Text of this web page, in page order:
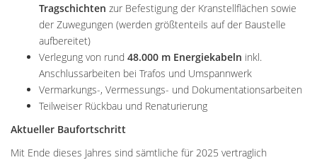
Tragschichten zur Befestigung der Kranstellflächen sowie
der Zuwegungen (werden größtenteils auf der Baustelle
aufbereitet)
Verlegung von rund 48.000 m Energiekabeln inkl.
Anschlussarbeiten bei Trafos und Umspannwerk
Vermarkungs-, Vermessungs- und Dokumentationsarbeiten
Teilweiser Rückbau und Renaturierung
Aktueller Baufortschritt
Mit Ende dieses Jahres sind sämtliche für 2025 vertraglich